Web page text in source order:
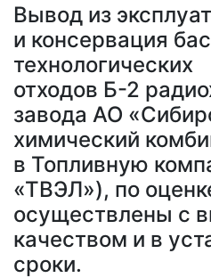
Вывод из
и консервация
технологических
отходов Б-2
завода АО
химический
в Топливную
«ТВЭЛ»), по
осуществлены с
качеством и в
сроки.